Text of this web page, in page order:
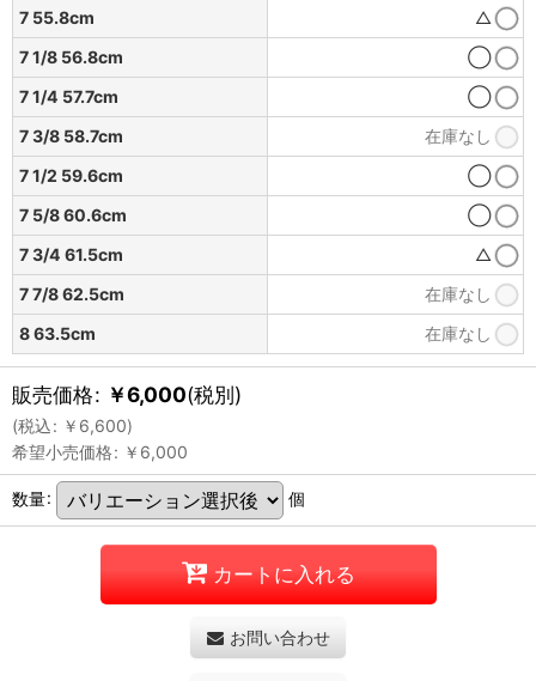
7 55.8cm
△
7 1/8 56.8cm
◯
7 1/4 57.7cm
◯
7 3/8 58.7cm
在庫なし
7 1/2 59.6cm
◯
7 5/8 60.6cm
◯
7 3/4 61.5cm
△
7 7/8 62.5cm
在庫なし
8 63.5cm
在庫なし
販売価格: ￥6,000(税別)
(税込: ￥ 6,600)
希望小売価格: ￥ 6,000
数量: 個
カートに入れる
お問い合わせ